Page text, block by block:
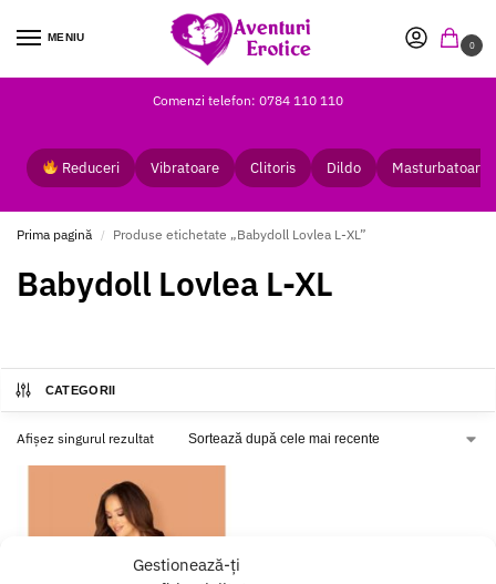
Gestionează-ți
MENIU
0
Comenzi telefon: 0784 110 110
Reduceri Vibratoare Clitoris Dildo Masturbatoare
Prima pagină / Produse etichetate „Babydoll Lovlea L-XL”
Babydoll Lovlea L-XL
CATEGORII
Afișez singurul rezultat